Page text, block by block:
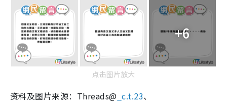
+6
点击图片放大
资料及图片来源：Threads@ _c.t.23、